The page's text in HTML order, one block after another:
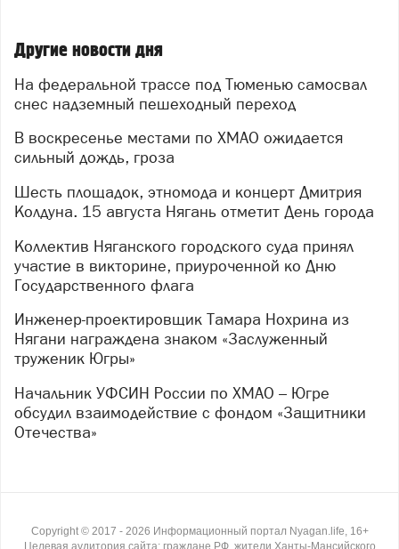
Другие новости дня
На федеральной трассе под Тюменью самосвал
снес надземный пешеходный переход
В воскресенье местами по ХМАО ожидается
сильный дождь, гроза
Шесть площадок, этномода и концерт Дмитрия
Колдуна. 15 августа Нягань отметит День города
Коллектив Няганского городского суда принял
участие в викторине, приуроченной ко Дню
Государственного флага
Инженер-проектировщик Тамара Нохрина из
Нягани награждена знаком «Заслуженный
труженик Югры»
Начальник УФСИН России по ХМАО – Югре
обсудил взаимодействие с фондом «Защитники
Отечества»
Copyright © 2017 - 2026 Информационный портал Nyagan.life, 16+
Целевая аудитория сайта: граждане РФ, жители Ханты-Мансийского